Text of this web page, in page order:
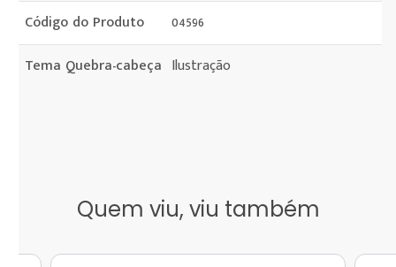
Código do Produto
04596
Tema Quebra-cabeça Ilustração
Quem viu, viu também